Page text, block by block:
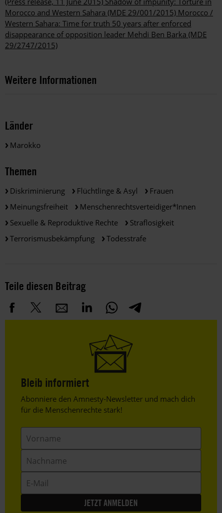
Morocco and Western Sahara (MDE 29/001/2015) Morocco /
Western Sahara: Time for truth 50 years after enforced
disappearance of opposition leader Mehdi Ben Barka (MDE
29/2747/2015)
Weitere Informationen
Länder
Marokko
Themen
Diskriminierung Flüchtlinge & Asyl
Frauen
Meinungsfreiheit
Menschenrechtsverteidiger*innen
Sexuelle & Reproduktive Rechte
Straflosigkeit
Terrorismusbekämpfung
Todesstrafe
Teile diesen Beitrag
Bleib informiert
Header
Text
Abonniere den Amnesty-Newsletter und mach dich
für die Menschenrechte stark!
Mail